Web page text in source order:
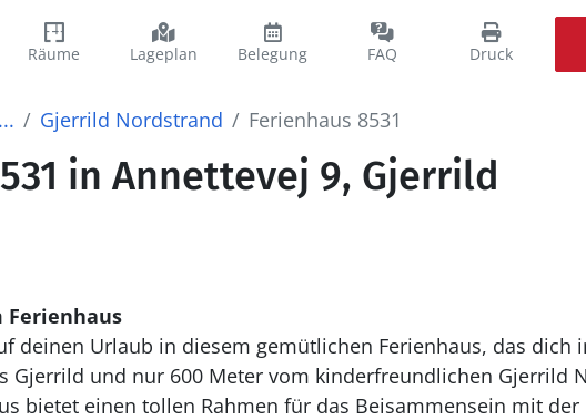
Räume Lageplan Belegung FAQ Druck
... Gjerrild Nordstrand Ferienhaus 8531
in Annettevej 9, Gjerrild
deinen Urlaub in diesem gemütlichen Ferienhaus, das dich
Gjerrild und nur 600 Meter vom kinderfreundlichen Gjerrild
bietet einen tollen Rahmen für das Beisammensein mit der